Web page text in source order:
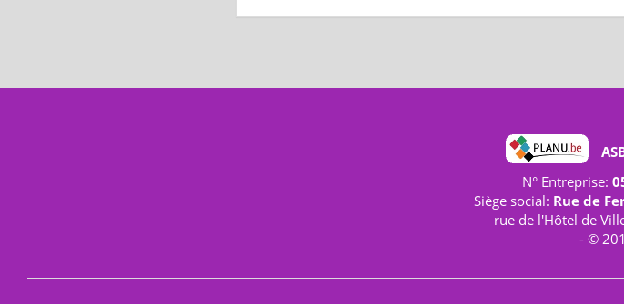
N° Entreprise:
Siège social: Rue de
rue de l'Hôtel de
- ©